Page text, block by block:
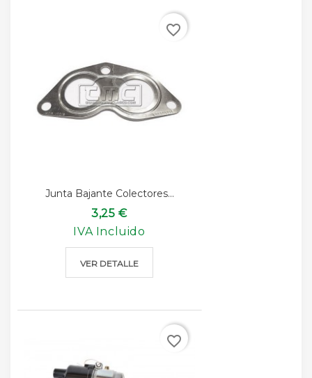
Junta Bajante Colectores...
3,25 €
IVA Incluido
VER DETALLE
favorite_border
favorite_border